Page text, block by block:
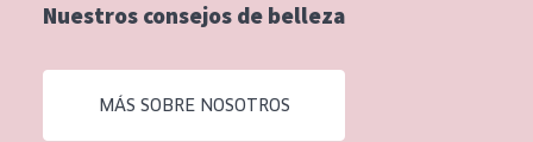
Piel madura
Piel expuesta al sol
Piel menopáusica
Nuestros consejos de belleza
MÁS SOBRE NOSOTROS